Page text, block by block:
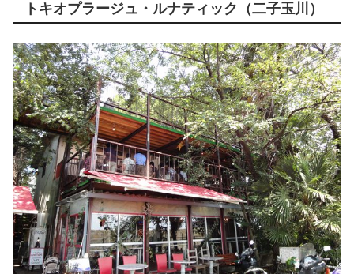
トキオプラージュ・ルナティック（二子玉川）